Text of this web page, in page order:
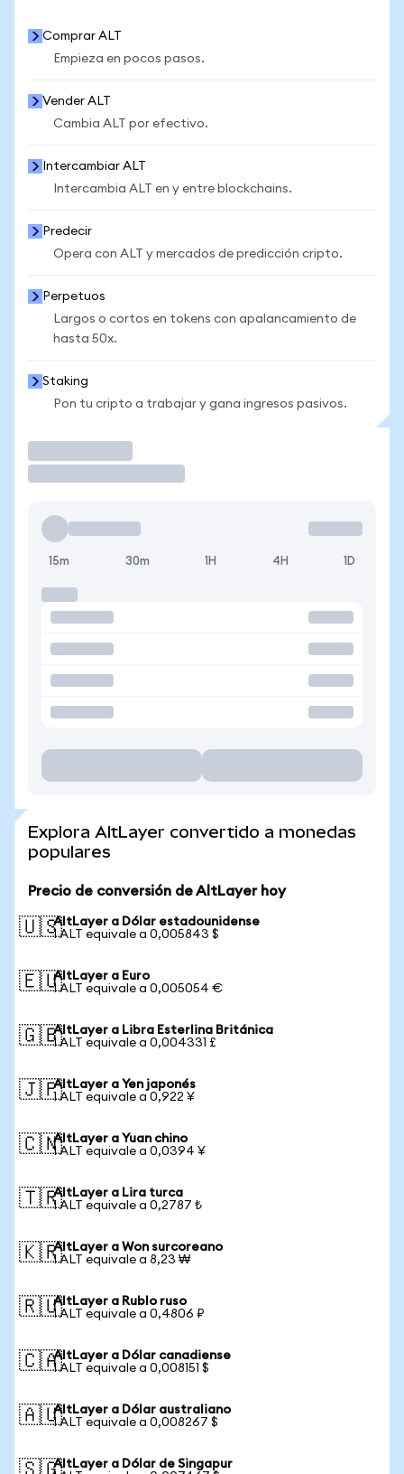
Comprar ALT
Empieza en pocos pasos.
Vender ALT
Cambia ALT por efectivo.
Intercambiar ALT
Intercambia ALT en y entre blockchains.
Predecir
Opera con ALT y mercados de predicción cripto.
Perpetuos
Largos o cortos en tokens con apalancamiento de
hasta 50x.
Staking
Pon tu cripto a trabajar y gana ingresos pasivos.
15m 30m 1H 4H 1D
Explora AltLayer convertido a monedas
populares
Precio de conversión de AltLayer hoy
🇺🇸AltLayer a Dólar estadounidense
1 ALT equivale a 0,005843 $
🇪🇺AltLayer a Euro
1 ALT equivale a 0,005054 €
🇬🇧AltLayer a Libra Esterlina Británica
1 ALT equivale a 0,004331 £
🇯🇵AltLayer a Yen japonés
1 ALT equivale a 0,922 ¥
🇨🇳AltLayer a Yuan chino
1 ALT equivale a 0,0394 ¥
🇹🇷AltLayer a Lira turca
1 ALT equivale a 0,2787 ₺
🇰🇷AltLayer a Won surcoreano
1 ALT equivale a 8,23 ₩
🇷🇺AltLayer a Rublo ruso
1 ALT equivale a 0,4806 ₽
🇨🇦AltLayer a Dólar canadiense
1 ALT equivale a 0,008151 $
🇦🇺AltLayer a Dólar australiano
1 ALT equivale a 0,008267 $
AltLayer a Dólar de Singapur